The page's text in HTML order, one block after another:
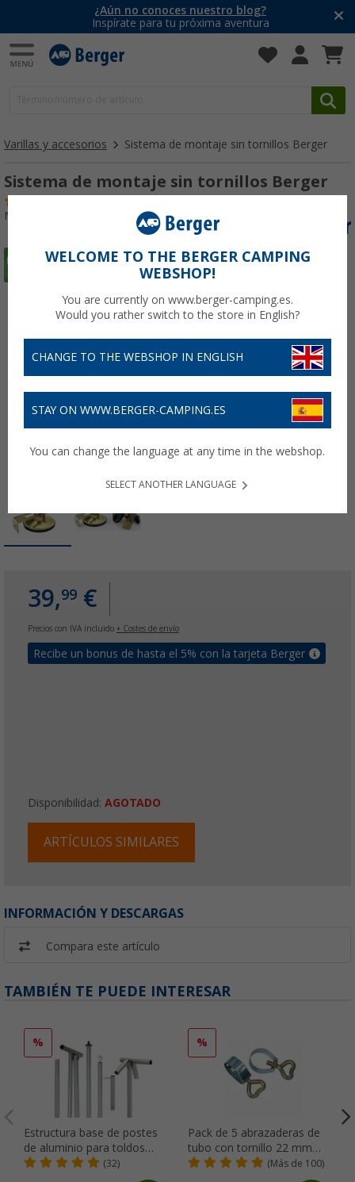
¿Aún no conoces nuestro blog?
Inspírate para tu próxima aventura
Varillas y accesorios Sistema de montaje sin tornillos Berger
Sistema de montaje sin tornillos Berger
Nº de artículo 230180
39,99 €
Precios con IVA incluido + Costes de envío
Recibe un bonus de hasta el 5% con la tarjeta Berger
Disponibilidad: AGOTADO
ARTÍCULOS SIMILARES
INFORMACIÓN Y DESCARGAS
Compara este artículo
TAMBIÉN TE PUEDE INTERESAR
%
Estructura base de postes
de aluminio para toldos
Berger
(32)
%
Pack de 5 abrazaderas de
tubo con tornillo 22 mm
Berger
(Más de 100)
WELCOME TO THE BERGER CAMPING
WEBSHOP!
You are currently on www.berger-camping.es.
Would you rather switch to the store in English?
CHANGE TO THE WEBSHOP IN ENGLISH
STAY ON WWW.BERGER-CAMPING.ES
You can change the language at any time in the webshop.
SELECT ANOTHER LANGUAGE